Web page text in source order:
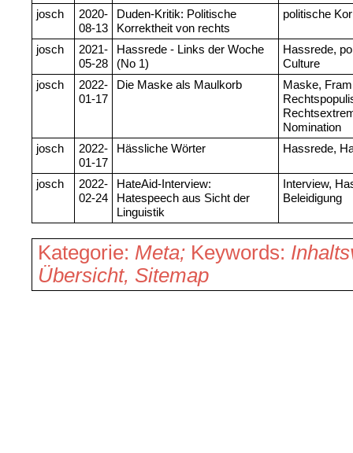
josch
2020-
08-13
Duden-Kritik: Politische
Korrektheit von rechts
politische
josch
2021-
05-28
Hassrede - Links der Woche
(No 1)
Hassrede,
Culture
josch
2022-
01-17
Die Maske als Maulkorb
Maske,
Nomination
josch
2022-
01-17
Hässliche Wörter Hassrede,
josch
2022-
02-24
HateAid-Interview:
Hatespeech aus Sicht der
Linguistik
Interview,
Beleidigung
Kategorie: Meta; Keywords:
Übersicht, Sitemap